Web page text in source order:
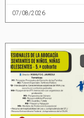
07/08/2026